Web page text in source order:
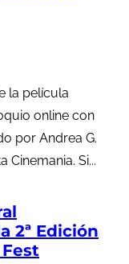
la película
online con
por Andrea G.
Si...
2ª Edición